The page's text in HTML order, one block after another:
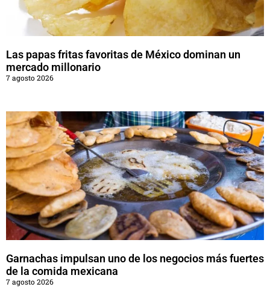
Las papas fritas favoritas de México dominan un
mercado millonario
7 agosto 2026
Garnachas impulsan uno de los negocios más fuertes
de la comida mexicana
7 agosto 2026